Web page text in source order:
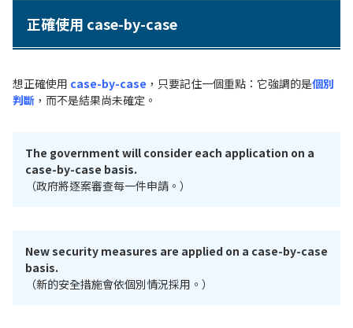
正確使用 case-by-case
想正確使用 case-by-case ，只要記住一個重點：它強調的是個別
判斷 ，而不是結果尚未確定。
The government will consider each application on a
case-by-case basis.
（政府將逐案審查每一件申請。）
New security measures are applied on a case-by-case
basis.
（新的安全措施會依個別情況採用。）